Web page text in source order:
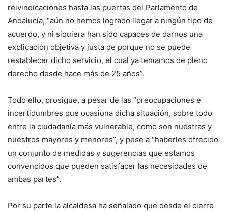
reivindicaciones hasta las puertas del Parlamento de
Andalucía, “aún no hemos logrado llegar a ningún tipo de
acuerdo, y ni siquiera han sido capaces de darnos una
explicación objetiva y justa de porque no se puede
restablecer dicho servicio, el cual ya teníamos de pleno
derecho desde hace más de 25 años”.
Todo ello, prosigue, a pesar de las “preocupaciones e
incertidumbres que ocasiona dicha situación, sobre todo
entre la ciudadanía más vulnerable, como son nuestras y
nuestros mayores y menores”, y pese a “haberles ofrecido
un conjunto de medidas y sugerencias que estamos
convencidos que pueden satisfacer las necesidades de
ambas partes”.
Por su parte la alcaldesa ha señalado que desde el cierre